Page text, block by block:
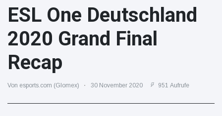
Kino und TV
(12454)
Promis
(39366)
Mode & Schönheit
Autos & Motor
Essen und Trinken
ESL One Deutschland
2020 Grand Final
Recap
Von esports.com (Glomex) 30 November 2020 951 Aufrufe